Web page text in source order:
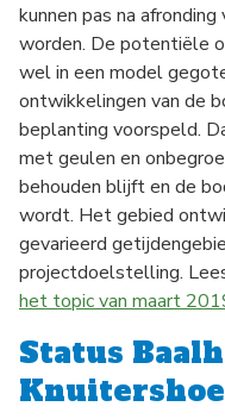
kunnen pas na
worden. De potentiële
wel in een model
ontwikkelingen van de
beplanting voorspeld.
met geulen en
behouden blijft en de
wordt. Het gebied
gevarieerd
projectdoelstelling.
het topic van maart
Status